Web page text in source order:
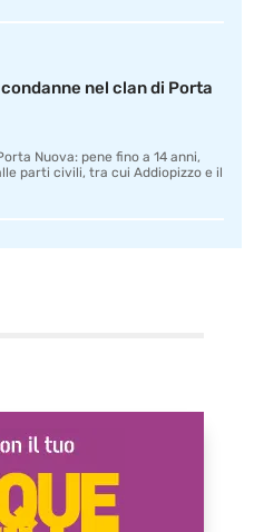
nel clan di Porta
Nuova: pene fino a 14 anni,
parti civili, tra cui Addiopizzo e il